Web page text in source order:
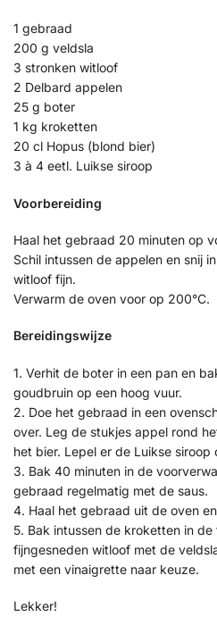
1 gebraad
200 g veldsla
3 stronken witloof
2 Delbard appelen
25 g boter
1 kg kroketten
20 cl Hopus (blond bier)
3 à 4 eetl. Luikse siroop
Voorbereiding
Haal het gebraad 20 minuten op
Schil intussen de appelen en snij
witloof fijn.
Verwarm de oven voor op 200°C.
Bereidingswijze
1. Verhit de boter in een pan en
goudbruin op een hoog vuur.
2. Doe het gebraad in een
over. Leg de stukjes appel rond
het bier. Lepel er de Luikse siroop
3. Bak 40 minuten in de
gebraad regelmatig met de saus.
4. Haal het gebraad uit de oven
5. Bak intussen de kroketten in
fijngesneden witloof met de
met een vinaigrette naar keuze.
Lekker!